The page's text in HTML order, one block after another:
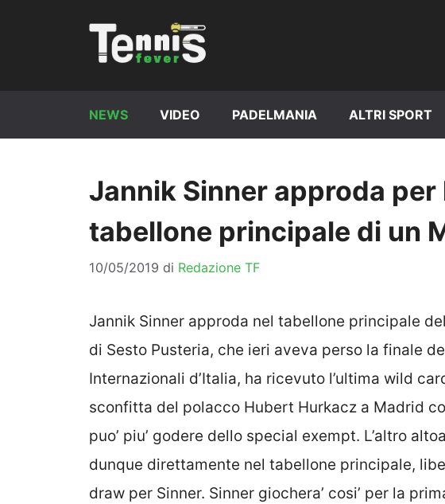
NEWS VIDEO PADELMANIA ALTRI SPORT
Jannik Sinner approda
tabellone principale di un
10/05/2019 di Redazione TF
Jannik Sinner approda nel tabellone principale
di Sesto Pusteria, che ieri aveva perso la finale
Internazionali d’Italia, ha ricevuto l’ultima wild
sconfitta del polacco Hubert Hurkacz a Madrid
puo’ piu’ godere dello special exempt. L’altro
dunque direttamente nel tabellone principale,
draw per Sinner. Sinner giochera’ cosi’ per la